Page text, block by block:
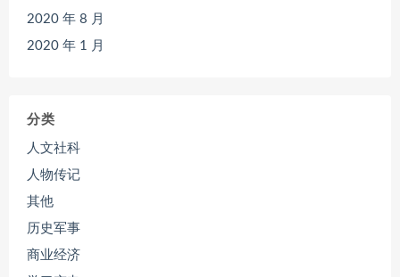
2020 年 8 月
2020 年 1 月
分类
人文社科
人物传记
其他
历史军事
商业经济